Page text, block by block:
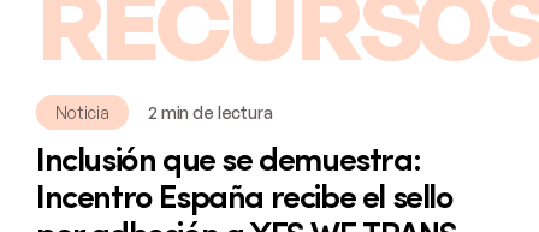
Noticia 2 min de lectura
Inclusión que se demuestra:
Incentro España recibe el sello